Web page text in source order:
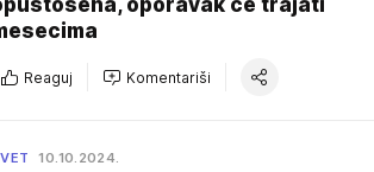
oporavak će trajati
Reaguj Komentariši
10.10.2024.